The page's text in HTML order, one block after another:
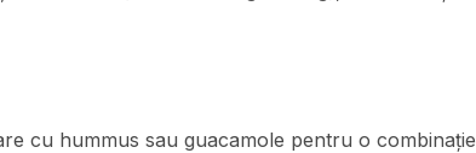
cu hummus sau guacamole pentru o combinație